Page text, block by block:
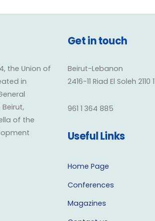
the Union of
in
of the
Get in touch
Beirut-Lebanon
2416-11 Riad El Soleh 2110
961 1 364 885
Useful Links
Home Page
Conferences
Magazines